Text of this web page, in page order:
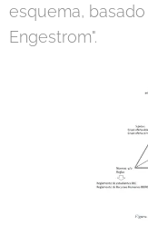
esquema,
Engestrom".